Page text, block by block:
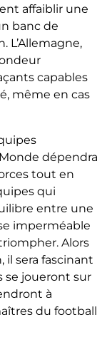
affaiblir une
banc de
L’Allemagne,
capables
même en cas
dépendra
tout en
qui
entre une
imperméable
Alors
il sera fascinant
se joueront sur
à
du football